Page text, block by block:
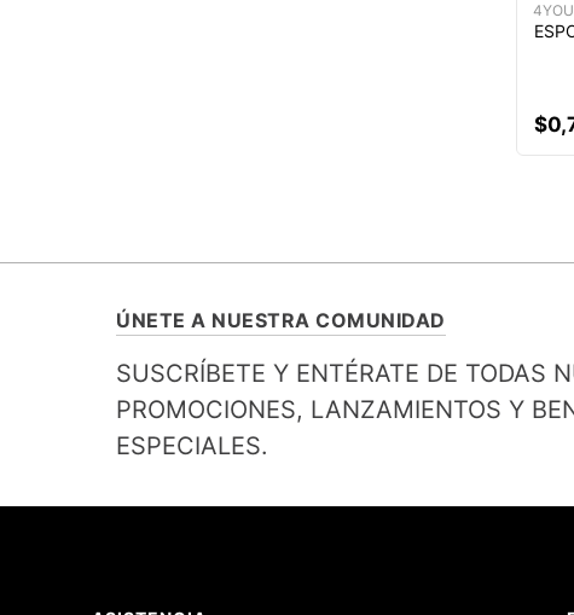
4YOU
$0,
ÚNETE A NUESTRA COMUNIDAD
SUSCRÍBETE Y ENTÉRATE DE TODAS
PROMOCIONES, LANZAMIENTOS Y
ESPECIALES.